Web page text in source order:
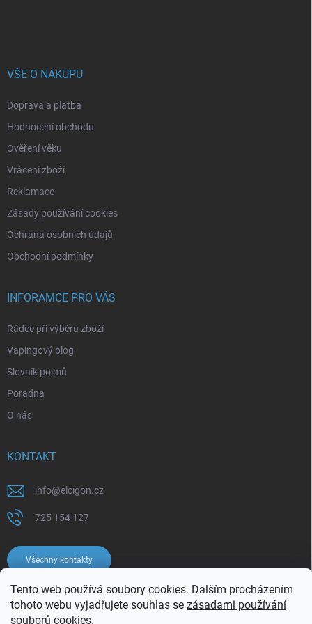
Tento web používá soubory cookies. Dalším procházením
tohoto webu vyjadřujete souhlas se zásadami používání
souborů cookies.
VŠE O NÁKUPU
Doprava a platba
Hodnocení obchodu
Ověření věku
Vrácení zboží
Reklamace
Zásady používání cookies
Ochrana osobních údajů
Obchodní podmínky
INFORAMCE PRO VÁS
Rádce při výběru zboží
Vapingový blog
Slovník pojmů
Poradna
O nás
KONTAKT
info@elcigon.cz
725 154 127
Všechny kontakty